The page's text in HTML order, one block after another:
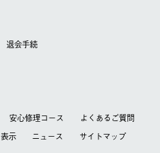
退会⼿続
安心修理コース
よくあるご質問
⽰ ニュース サイトマップ